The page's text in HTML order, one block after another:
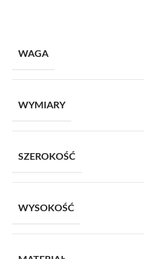
WAGA
WYMIARY
SZEROKOŚĆ
WYSOKOŚĆ